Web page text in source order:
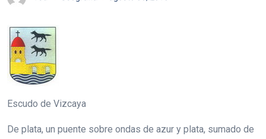
Escudo de Vizcaya
De plata, un puente sobre ondas de azur y plata, sumado de